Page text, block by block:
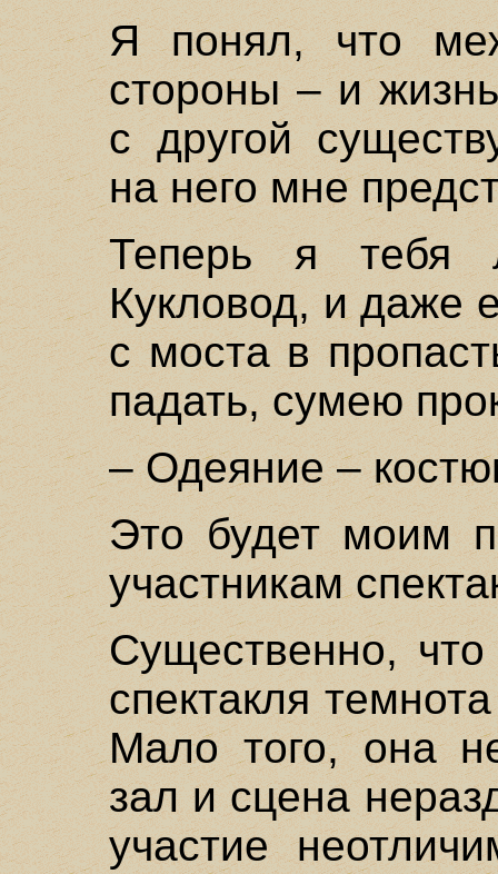
Я понял, что
стороны – и
с другой
на него мне
Теперь я тебя
Кукловод, и даже
с моста в
падать, сумею
– Одеяние –
Это будет моим
участникам
Существенно,
спектакля
Мало того, она
зал и сцена
участие